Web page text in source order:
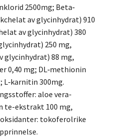
2500mg; Beta‐
av glycinhydrat) 910
av glycinhydrat) 380
250 mg,
glycinhydrat) 88 mg,
0,40 mg; DL‐methionin
L‐karnitin 300mg.
aloe vera-
te-ekstrakt 100 mg,
tokoferolrike